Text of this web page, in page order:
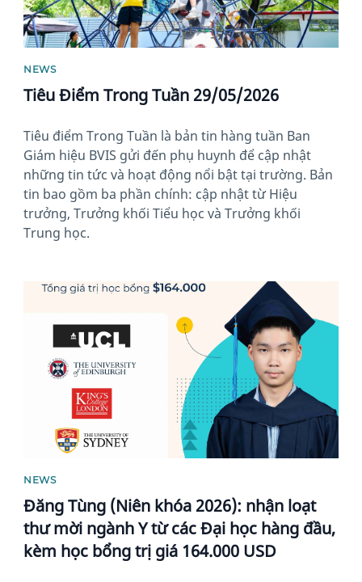
NEWS
Tiêu Điểm Trong Tuần 29/05/2026
Tiêu điểm Trong Tuần là bản tin hàng tuần Ban
Giám hiệu BVIS gửi đến phụ huynh để cập nhật
những tin tức và hoạt động nổi bật tại trường. Bản
tin bao gồm ba phần chính: cập nhật từ Hiệu
trưởng, Trưởng khối Tiểu học và Trưởng khối
Trung học.
News image
NEWS
Đăng Tùng (Niên khóa 2026): nhận loạt
thư mời ngành Y từ các Đại học hàng đầu,
kèm học bổng trị giá 164.000 USD